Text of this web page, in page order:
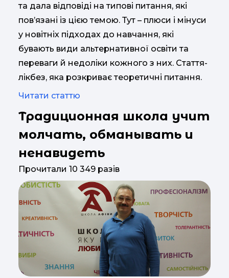
та дала відповіді на типові питання, які
пов’язані із цією темою. Тут – плюси і мінуси
у новітніх підходах до навчання, які
бувають види альтернативної освіти та
переваги й недоліки кожного з них. Стаття-
лікбез, яка розкриває теоретичні питання.
Читати статтю
Традиционная школа учит
молчать, обманывать и
ненавидеть
Прочитали 10 349 разів